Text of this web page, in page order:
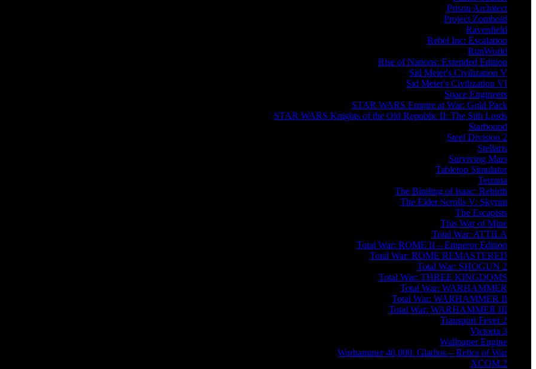
Prison Architect
Project Zomboid
Ravenfield
Rebel Inc: Escalation
RimWorld
Rise of Nations: Extended Edition
Sid Meier's Civilization V
Sid Meier's Civilization VI
Space Engineers
STAR WARS Empire at War: Gold Pack
STAR WARS Knights of the Old Republic II: The Sith Lords
Starbound
Steel Division 2
Stellaris
Surviving Mars
Tabletop Simulator
Terraria
The Binding of Isaac: Rebirth
The Elder Scrolls V: Skyrim
The Escapists
This War of Mine
Total War: ATTILA
Total War: ROME II – Emperor Edition
Total War: ROME REMASTERED
Total War: SHOGUN 2
Total War: THREE KINGDOMS
Total War: WARHAMMER
Total War: WARHAMMER II
Total War: WARHAMMER III
Transport Fever 2
Victoria 3
Wallpaper Engine
Warhammer 40,000: Gladius – Relics of War
XCOM 2